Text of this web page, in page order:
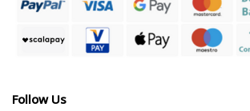
Follow Us